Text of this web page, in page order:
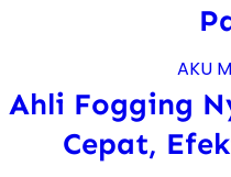
AKU
Ahli Fogging
Cepat,